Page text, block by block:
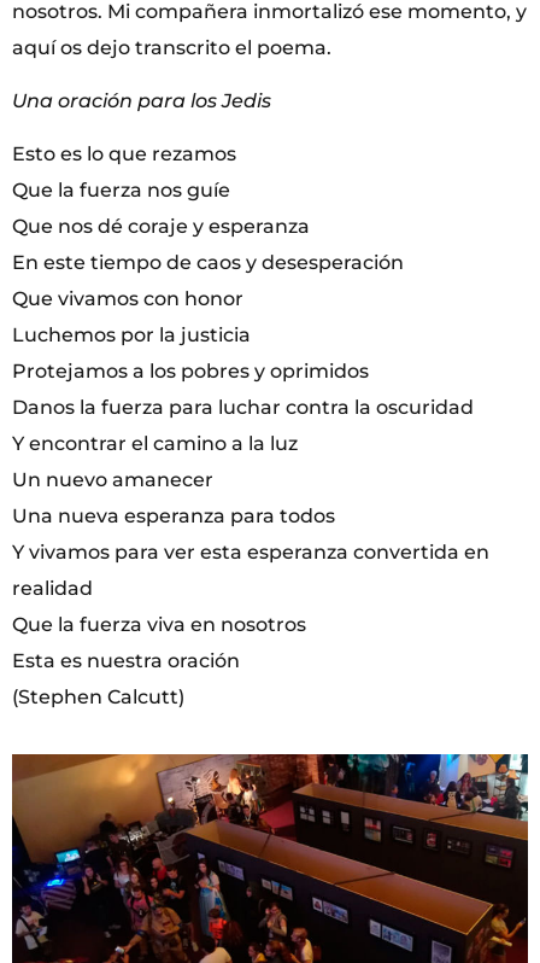
nosotros. Mi compañera inmortalizó ese momento, y
aquí os dejo transcrito el poema.
Una oración para los Jedis
Esto es lo que rezamos
Que la fuerza nos guíe
Que nos dé coraje y esperanza
En este tiempo de caos y desesperación
Que vivamos con honor
Luchemos por la justicia
Protejamos a los pobres y oprimidos
Danos la fuerza para luchar contra la oscuridad
Y encontrar el camino a la luz
Un nuevo amanecer
Una nueva esperanza para todos
Y vivamos para ver esta esperanza convertida en
realidad
Que la fuerza viva en nosotros
Esta es nuestra oración
(Stephen Calcutt)